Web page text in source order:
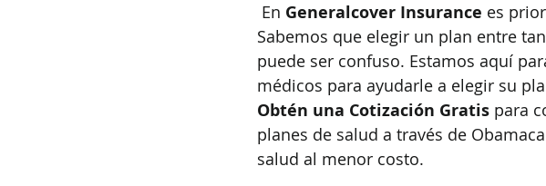
En Generalcover Insurance es
Sabemos que elegir un plan entre
puede ser confuso. Estamos aquí
médicos para ayudarle a elegir su
Obtén una Cotización Gratis para
planes de salud a través de
salud al menor costo.